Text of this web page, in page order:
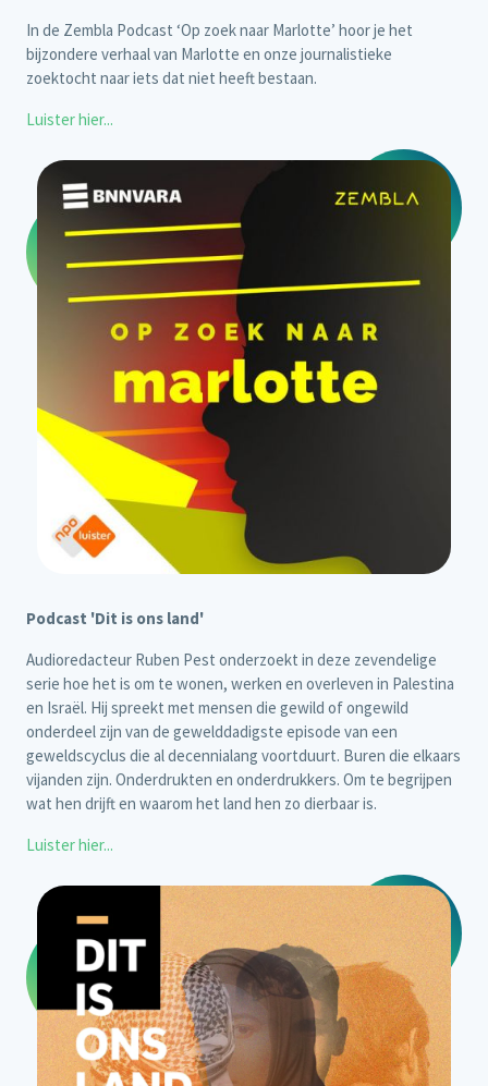
In de Zembla Podcast ‘Op zoek naar Marlotte’ hoor je het
bijzondere verhaal van Marlotte en onze journalistieke
zoektocht naar iets dat niet heeft bestaan.
Luister hier...
Podcast 'Dit is ons land'
Audioredacteur Ruben Pest onderzoekt in deze zevendelige
serie hoe het is om te wonen, werken en overleven in Palestina
en Israël. Hij spreekt met mensen die gewild of ongewild
onderdeel zijn van de gewelddadigste episode van een
geweldscyclus die al decennialang voortduurt. Buren die elkaars
vijanden zijn. Onderdrukten en onderdrukkers. Om te begrijpen
wat hen drijft en waarom het land hen zo dierbaar is.
Luister hier...